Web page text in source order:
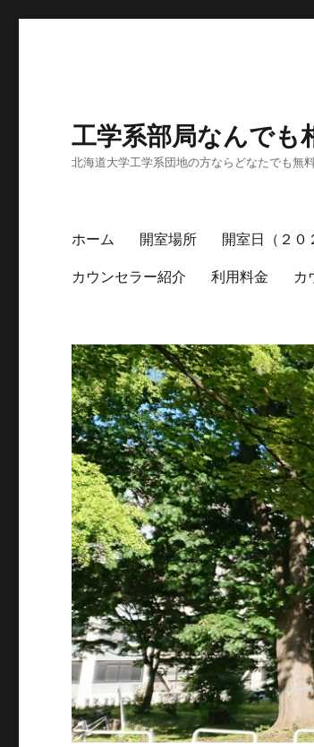
工学系部局なんでも
北海道大学工学系団地の方ならどなたでも無
ホーム 開室場所 開室日（２０
カウンセラー紹介
利用料金 カ